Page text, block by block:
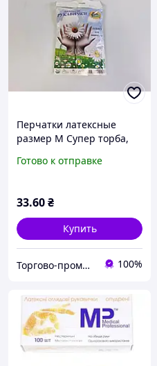
Перчатки латексные
размер M Супер торба,
перчатки 10 шт (1 пачка)
Готово к отправке
33.60₴
Купить
Торгово-промышленная компания: Зав Маг Пром 100%